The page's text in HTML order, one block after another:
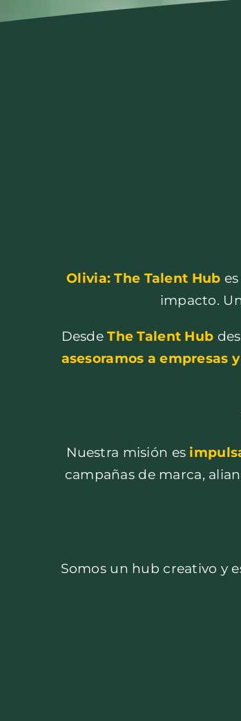
Olivia: The Talent Hub
impacto.
DesdeThe Talent Hub
asesoramos a empresas
Nuestra misión es
campañas de marca,
Somos un hub creativo y